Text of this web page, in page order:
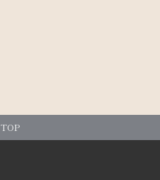
TOP